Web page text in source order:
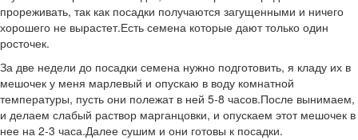
прореживать, так как посадки получаются загущенными и ничего
хорошего не вырастет.Есть семена которые дают только один
росточек.
За две недели до посадки семена нужно подготовить, я кладу их в
мешочек у меня марлевый и опускаю в воду комнатной
температуры, пусть они полежат в ней 5-8 часов.После вынимаем,
и делаем слабый раствор марганцовки, и опускаем этот мешочек в
нее на 2-3 часа.Далее сушим и они готовы к посадки.